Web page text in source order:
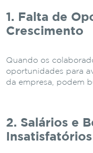
1. Falta de
Crescimento
Quando os
oportunidades para
da empresa, podem
2. Salários e
Insatisfatórios